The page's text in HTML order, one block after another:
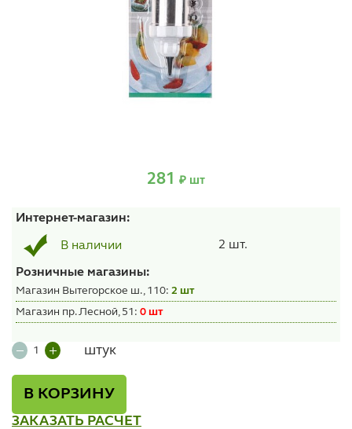
281 ₽ шт
Интернет-магазин:
В наличии 2 шт.
Розничные магазины:
Магазин Вытегорское ш., 110: 2 шт
Магазин пр. Лесной, 51: 0 шт
штук
В КОРЗИНУ
ЗАКАЗАТЬ РАСЧЕТ